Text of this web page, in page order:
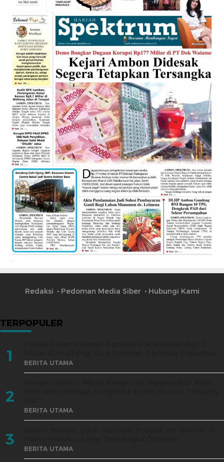
Redaksi Pedoman Media Siber Hubungi Kami
TERPOPULER
1 BERITA UTAMA
2
BERITA UTAMA
3 BERITA UTAMA